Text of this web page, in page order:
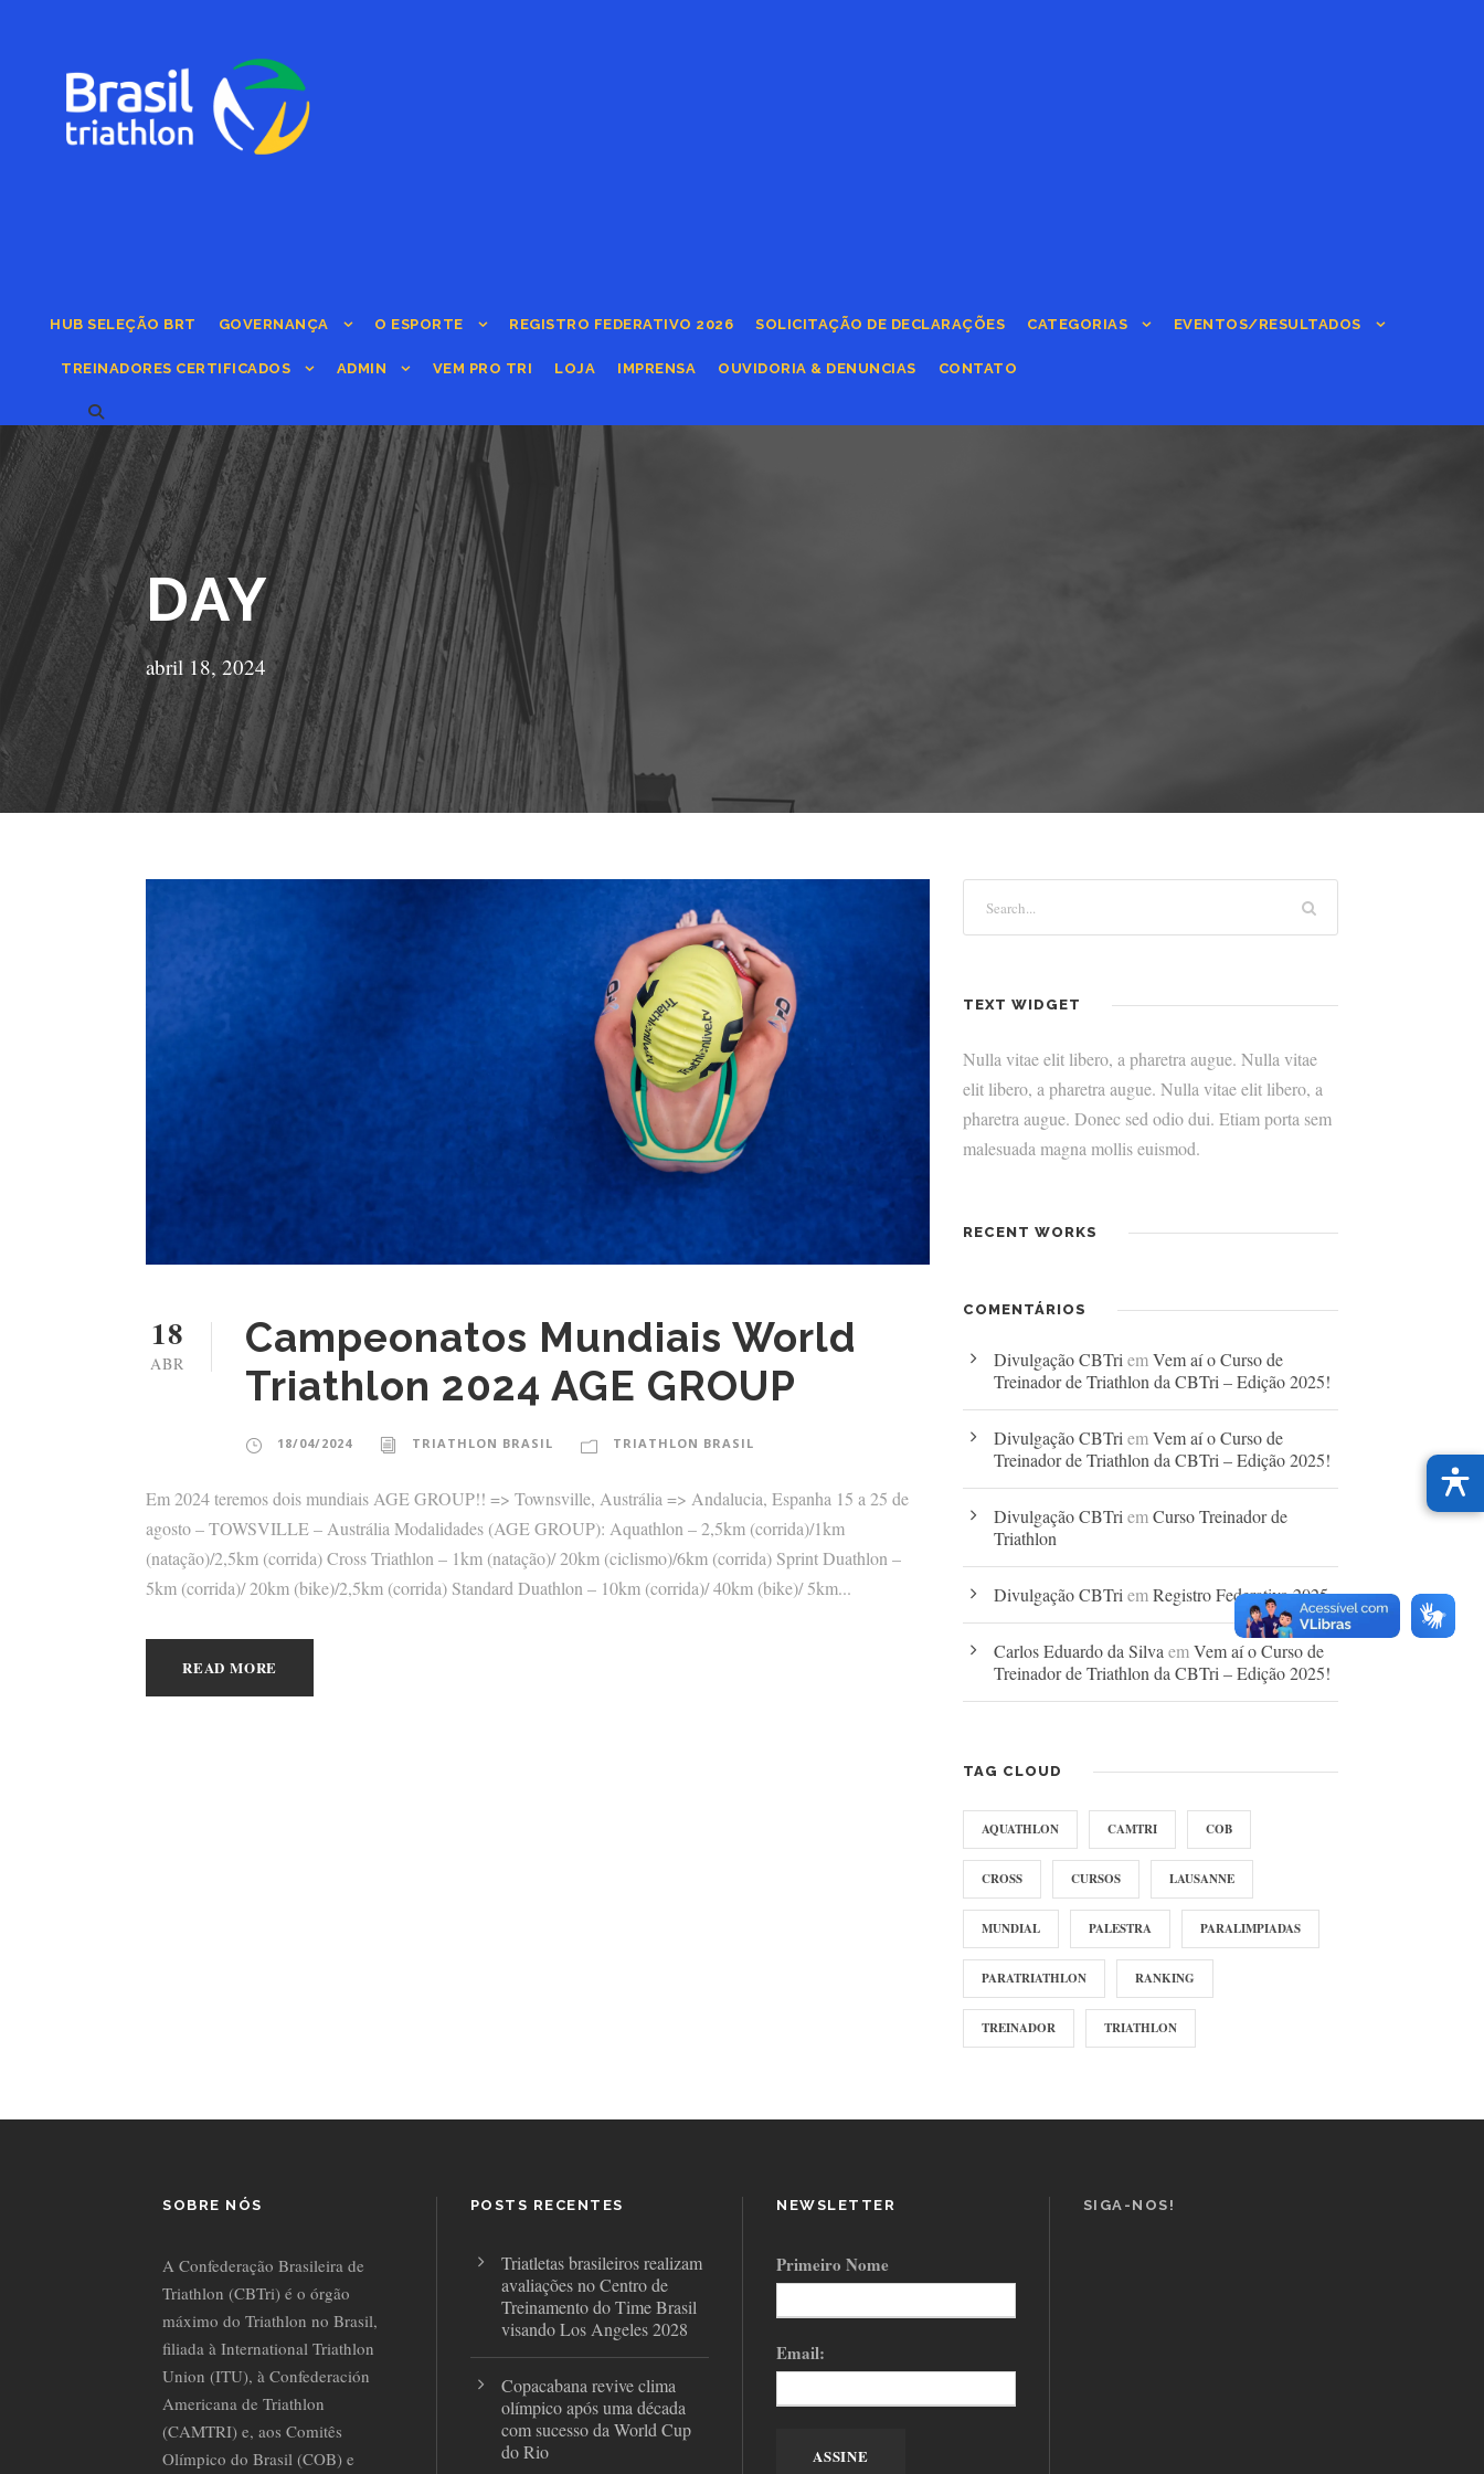
HUB SELEÇÃO BRT GOVERNANÇA O ESPORTE REGISTRO FEDERATIVO 2026 SOLICITAÇÃO DE DECLARAÇÕES CATEGORIAS EVENTOS/RESULTADOS
TREINADORES CERTIFICADOS ADMIN VEM PRO TRI LOJA IMPRENSA OUVIDORIA & DENUNCIAS CONTATO
DAY
abril 18, 2024
18
ABR
Campeonatos Mundiais World
Triathlon 2024 AGE GROUP
18/04/2024 TRIATHLON BRASIL TRIATHLON BRASIL
Em 2024 teremos dois mundiais AGE GROUP!! => Townsville, Austrália => Andalucia, Espanha 15 a 25 de
agosto – TOWSVILLE – Austrália Modalidades (AGE GROUP): Aquathlon – 2,5km (corrida)/1km
(natação)/2,5km (corrida) Cross Triathlon – 1km (natação)/ 20km (ciclismo)/6km (corrida) Sprint Duathlon –
5km (corrida)/ 20km (bike)/2,5km (corrida) Standard Duathlon – 10km (corrida)/ 40km (bike)/ 5km...
READ MORE
TEXT WIDGET
Nulla vitae elit libero, a pharetra augue. Nulla vitae
elit libero, a pharetra augue. Nulla vitae elit libero, a
pharetra augue. Donec sed odio dui. Etiam porta sem
malesuada magna mollis euismod.
RECENT WORKS
COMENTÁRIOS
Divulgação CBTriemVem aí o Curso de
Treinador de Triathlon da CBTri – Edição 2025!
Divulgação CBTriemVem aí o Curso de
Treinador de Triathlon da CBTri – Edição 2025!
Divulgação CBTriemCurso Treinador de
Triathlon
Divulgação CBTriemRegistro Federativo 2025
Carlos Eduardo da SilvaemVem aí o Curso de
Treinador de Triathlon da CBTri – Edição 2025!
TAG CLOUD
AQUATHLON CAMTRI COB
CROSS CURSOS LAUSANNE
MUNDIAL PALESTRA PARALIMPIADAS
PARATRIATHLON RANKING
TREINADOR TRIATHLON
SOBRE NÓS
A Confederação Brasileira de
Triathlon (CBTri) é o órgão
máximo do Triathlon no Brasil,
filiada à International Triathlon
Union (ITU), à Confederación
Americana de Triathlon
(CAMTRI) e, aos Comitês
Olímpico do Brasil (COB) e
POSTS RECENTES
Triatletas brasileiros realizam
avaliações no Centro de
Treinamento do Time Brasil
visando Los Angeles 2028
Copacabana revive clima
olímpico após uma década
com sucesso da World Cup
do Rio
NEWSLETTER
Primeiro Nome
Email:
SIGA-NOS!